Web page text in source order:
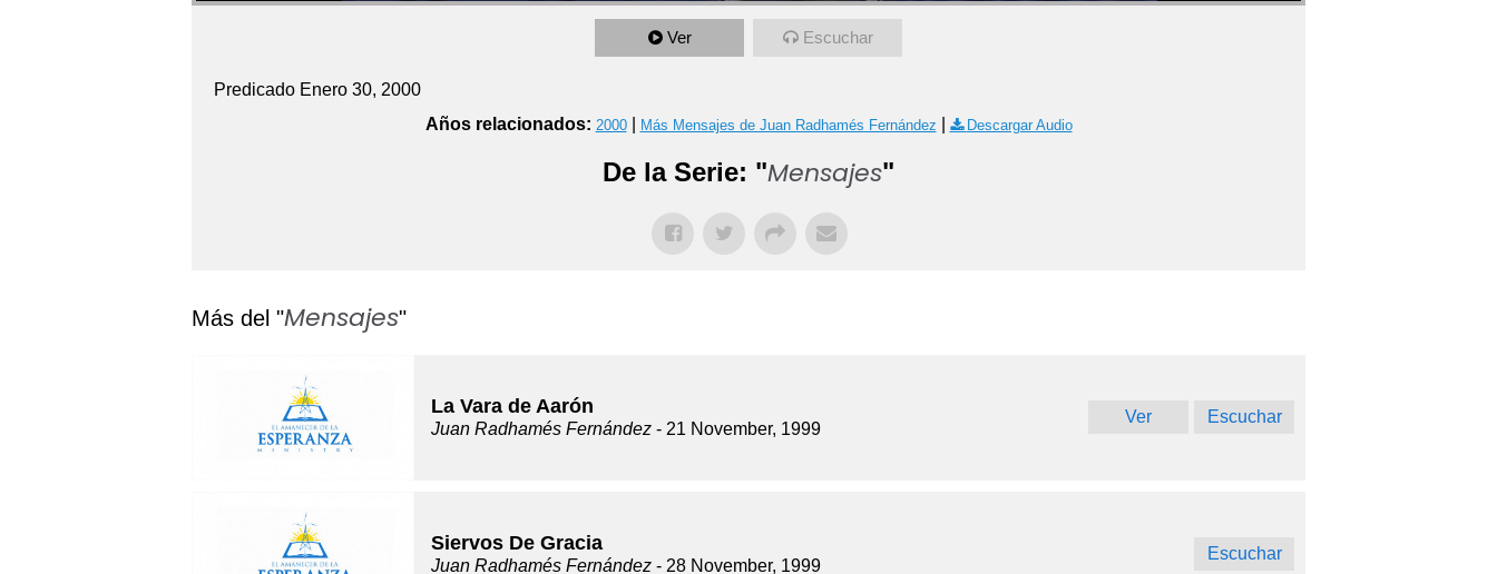
Ver Escuchar
Predicado Enero 30, 2000
Años relacionados: 2000| Más Mensajes de Juan Radhamés Fernández Descargar Audio
De la Serie: "Mensajes"
Más del "Mensajes"
La Vara de Aarón
Juan Radhamés Fernández - 21 November, 1999
Ver Escuchar
Siervos De Gracia
Juan Radhamés Fernández - 28 November, 1999
Escuchar